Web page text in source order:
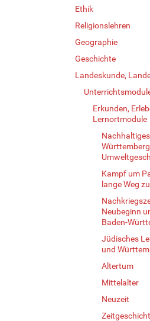
Ethik
Religionslehren
Geographie
Geschichte
Landeskunde,
Erkunden,
Lernortmodule
Kampf um
lange Weg
Neubeginn
Baden-
Jüdisches
und
Altertum
Mittelalter
Neuzeit